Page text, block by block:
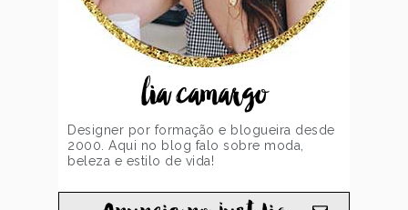
lia camargo
Designer por formação e blogueira desde
2000. Aqui no blog falo sobre moda,
beleza e estilo de vida!